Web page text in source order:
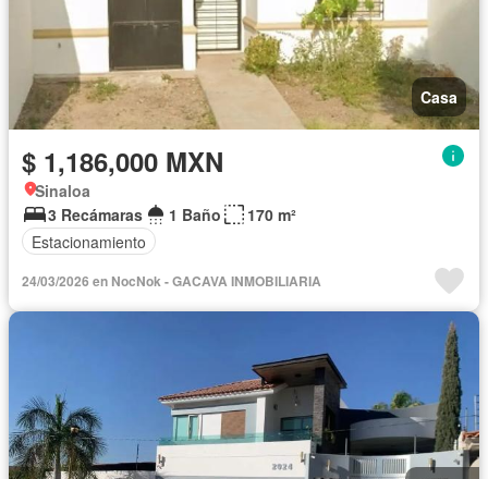
Casa
$ 1,186,000 MXN
Sinaloa
3 Recámaras
1 Baño
170 m²
Estacionamiento
24/03/2026 en NocNok - GACAVA INMOBILIARIA